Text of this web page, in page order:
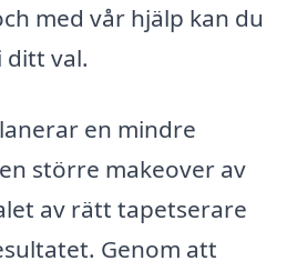
med vår hjälp kan du
ditt val.
en mindre
större makeover av
av rätt tapetserare
Genom att